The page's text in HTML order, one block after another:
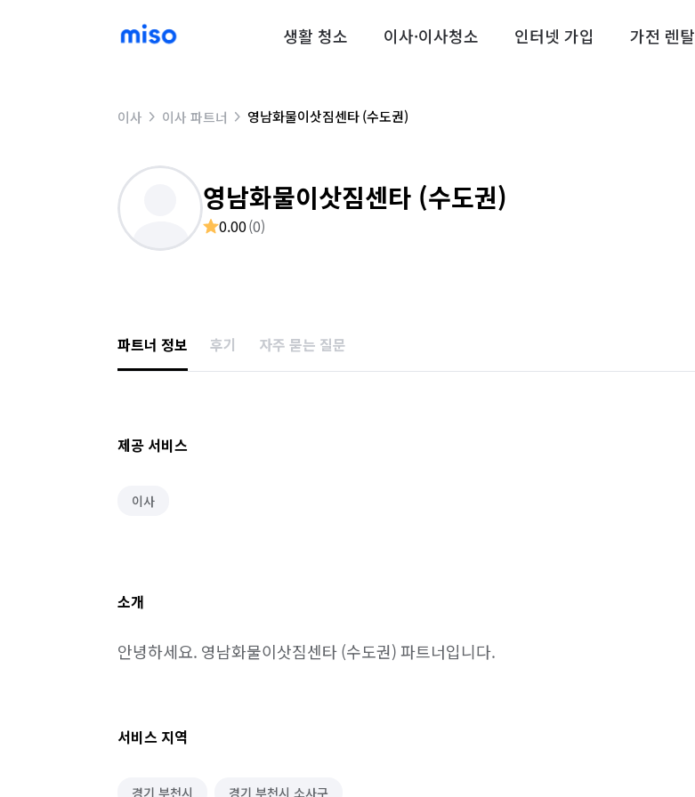
생활 청소 이사·이사청소 인터넷 가입 가전 렌탈
이사 이사 파트너 영남화물이삿짐센타 (수도권)
영남화물이삿짐센타 (수도권)
0.00(0)
파트너 정보 후기 자주 묻는 질문
제공 서비스
이사
소개
안녕하세요. 영남화물이삿짐센타 (수도권) 파트너입니다.
서비스 지역
경기 부천시 경기 부천시 소사구